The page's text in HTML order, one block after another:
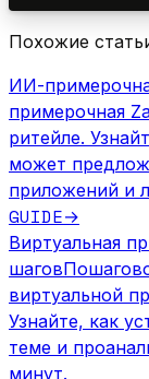
Похожие
ИИ-
примерочная
ритейле.
может
приложений и
GUIDE→
Виртуальная
шагов
виртуальной
Узнайте, как
теме и
минут.